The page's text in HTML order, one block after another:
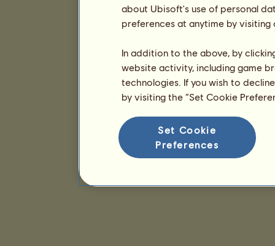
about Ubisoft's use of personal
preferences at anytime by
In addition to the above, by
website activity, including game
technologies. If you wish to
by visiting the “Set Cookie
Set Cookie
Preferences